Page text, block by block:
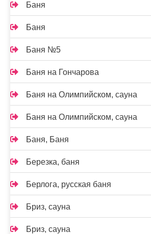
Баня
Баня
Баня №5
Баня на Гончарова
Баня на Олимпийском, сауна
Баня на Олимпийском, сауна
Баня, Баня
Березка, баня
Берлога, русская баня
Бриз, сауна
Бриз, сауна